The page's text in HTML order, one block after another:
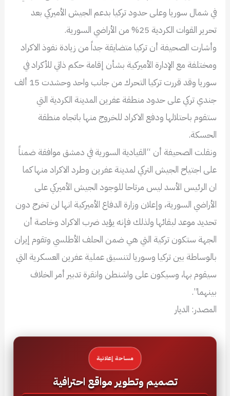
في شمال سوريا وعلى حدود تركيا بدعم الجيش الأميركي بعد
تحرير القوات الكردية 25% من الأراضي السورية.
وأشارت الصحيفة أن تركيا متضايقة جداً من زيادة نفوذ الاكراد
ومختلفة مع الإدارة الأميركية بشأن إقامة حكم ذاتي للأكراد في
سوريا وقد قررت تركيا التحرك من جانب واحد وحشدت 15 ألف
جندي تركي على حدود منطقة عفرين المدينة الكردية التي
ستقوم باحتلالها ودفع الاكراد للخروج منها باتجاه منطقة
الحسكة.
ونقلت الصحيفة أن “القيادية السورية في دمشق موافقة ضمناً
على اجتياح الجيش التركي لمدينة عفرين وطرد الاكراد منها كما
ان الرئيس الأسد ليس مرتاحا للوجود الجيش الأميركي على
الأراضي السورية، وإعلان وزارة الدفاع الأميركية انها لن تخرج دون
تحديد موعد لبقائها ولذلك فإنه يؤيد ضرب الاكراد وخاصة أن
الجهة ستكون تركية التي هي ضمن الحلف الأطلسي وتقوم إيران
بالوساطة بين تركيا وسوريا لتنسيق عملية عفرين العسكرية التي
سيقوم بها، وسيكون على واشنطن وانقرة تدبير أمر الخلاف
بينهما”.
المصدر: الديار
مساحة إعلانية
تصميم وتطوير مواقع احترافية